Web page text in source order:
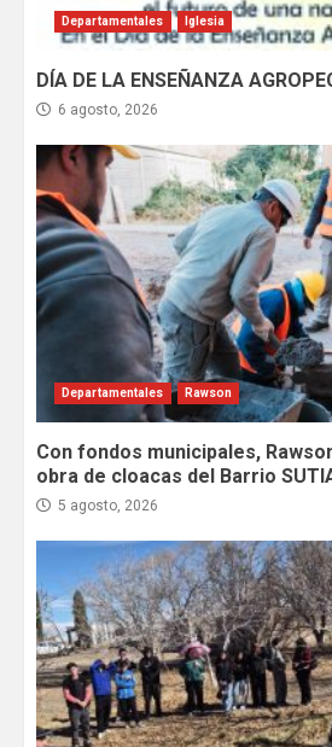
Departamentales Iglesia
DÍA DE LA ENSEÑANZA
6 agosto, 2026
Departamentales Rawson
Con fondos municipales,
obra de cloacas del Barrio
5 agosto, 2026